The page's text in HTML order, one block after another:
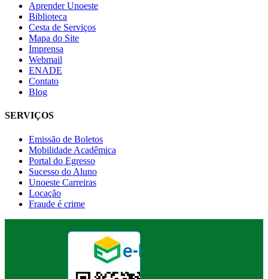
Aprender Unoeste
Biblioteca
Cesta de Serviços
Mapa do Site
Imprensa
Webmail
ENADE
Contato
Blog
SERVIÇOS
Emissão de Boletos
Mobilidade Acadêmica
Portal do Egresso
Sucesso do Aluno
Unoeste Carreiras
Locação
Fraude é crime